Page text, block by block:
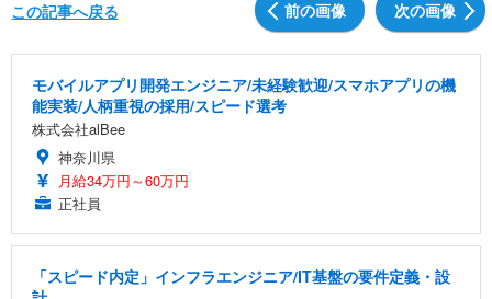
前の画像 次の画像
この記事へ戻る
モバイルアプリ開発エンジニア/未経験歓迎/スマホアプリの機
能実装/人柄重視の採用/スピード選考
株式会社alBee
神奈川県
月給34万円～60万円
正社員
「スピード内定」インフラエンジニア/IT基盤の要件定義・設